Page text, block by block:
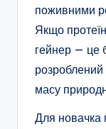
поживними
Якщо
гейнер — це
масу
Для новачка